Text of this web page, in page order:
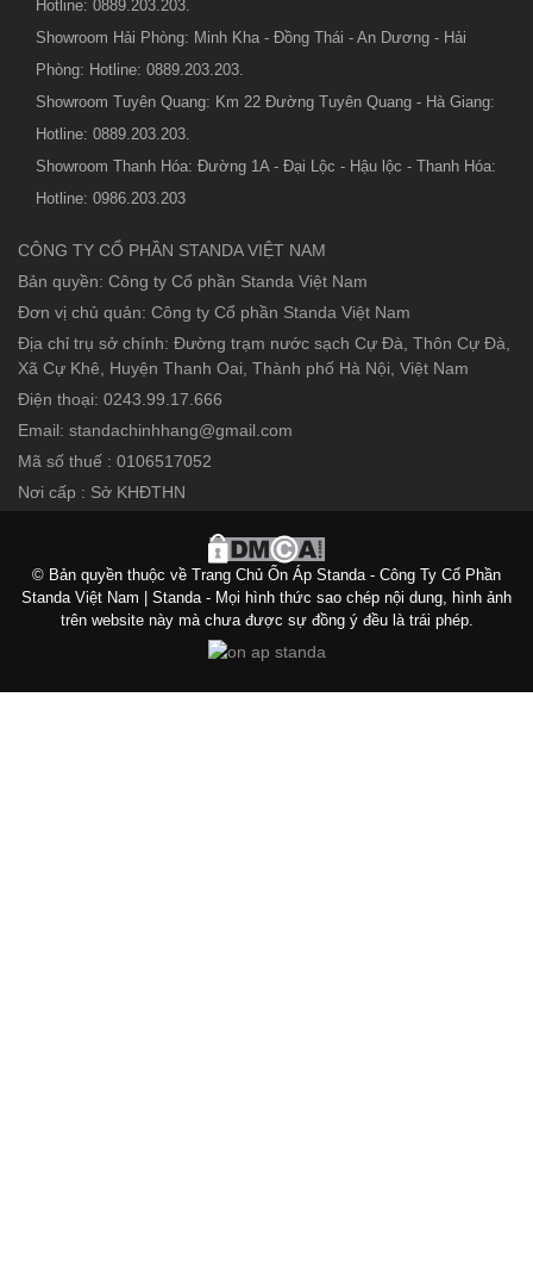
Hotline: 0889.203.203.
Showroom Hải Phòng: Minh Kha - Đồng Thái - An Dương - Hải
Phòng: Hotline: 0889.203.203.
Showroom Tuyên Quang: Km 22 Đường Tuyên Quang - Hà Giang:
Hotline: 0889.203.203.
Showroom Thanh Hóa: Đường 1A - Đại Lộc - Hậu lộc - Thanh Hóa:
Hotline: 0986.203.203
CÔNG TY CỔ PHẦN STANDA VIỆT NAM
Bản quyền: Công ty Cổ phần Standa Việt Nam
Đơn vị chủ quản: Công ty Cổ phần Standa Việt Nam
Địa chỉ trụ sở chính: Đường trạm nước sạch Cự Đà, Thôn Cự Đà,
Xã Cự Khê, Huyện Thanh Oai, Thành phố Hà Nội, Việt Nam
Điện thoại: 0243.99.17.666
Email: standachinhhang@gmail.com
Mã số thuế : 0106517052
Nơi cấp : Sở KHĐTHN
© Bản quyền thuộc về Trang Chủ Ổn Áp Standa - Công Ty Cổ Phần
Standa Việt Nam | Standa - Mọi hình thức sao chép nội dung, hình ảnh
trên website này mà chưa được sự đồng ý đều là trái phép.